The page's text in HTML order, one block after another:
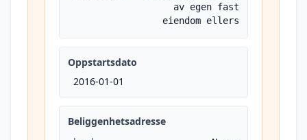
av egen fast
eiendom ellers
Oppstartsdato
2016-01-01
Beliggenhetsadresse